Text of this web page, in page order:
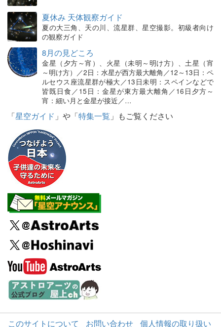
夏休み 天体観察ガイド
夏の大三角、天の川、流星群、星空撮影。初級者向け
の観察ガイド
8月の見どころ
金星（夕方～宵）、火星（未明～明け方）、土星（宵
～明け方）／2日：水星が西方最大離角／12～13日：ペ
ルセウス座流星群が極大／13日未明：スペインなどで
皆既日食／15日：金星が東方最大離角／16日夕方～
宵：細い月と金星が接近／…
「星空ガイド 」や「特集一覧 」もご覧ください
このサイトについて お問い合わせ 個人情報の取り扱い